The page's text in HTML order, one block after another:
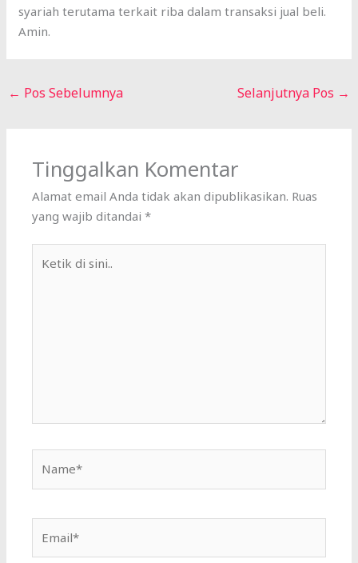
syariah terutama terkait riba dalam transaksi jual beli.
Amin.
← Pos Sebelumnya Selanjutnya Pos →
Tinggalkan Komentar
Alamat email Anda tidak akan dipublikasikan. Ruas
yang wajib ditandai*